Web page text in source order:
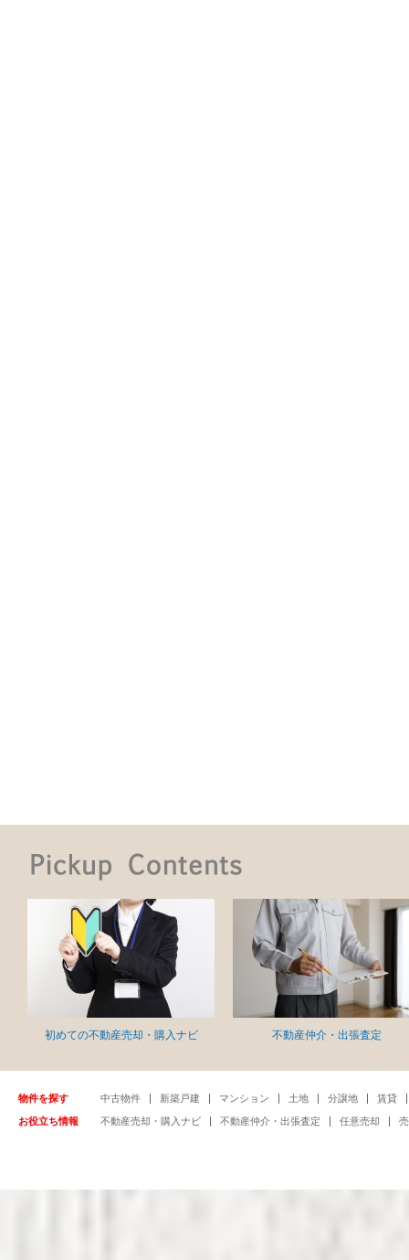
初めての不動産売却・購入ナビ 不動産仲介・出張査定
物件を探す 中古物件 新築戸建 マンション 土地 分譲地 賃貸
お役立ち情報 不動産売却・購入ナビ 不動産仲介・出張査定 任意売却